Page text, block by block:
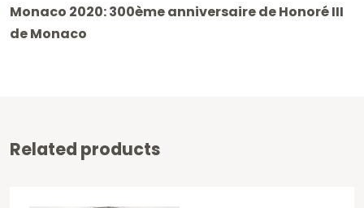
Monaco 2020: 300ème anniversaire de Honoré III
de Monaco
Related products